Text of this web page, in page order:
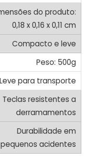
do produto:
0,18 x 0,16 x 0,11 cm
Compacto e leve
Peso: 500g
Leve para transporte
Teclas resistentes a
derramamentos
Durabilidade em
pequenos acidentes